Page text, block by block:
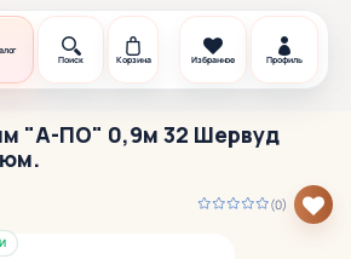
Поиск
Корзина Избранное Профиль
"А-ПО" 0,9м 32 Шервуд
(0)